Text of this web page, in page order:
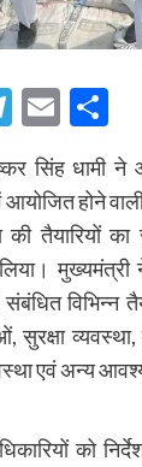
Telegram
Email
सिंह धामी
होने वाली
की तैयारियों
विभिन्न
सुरक्षा
एवं अन्य
को